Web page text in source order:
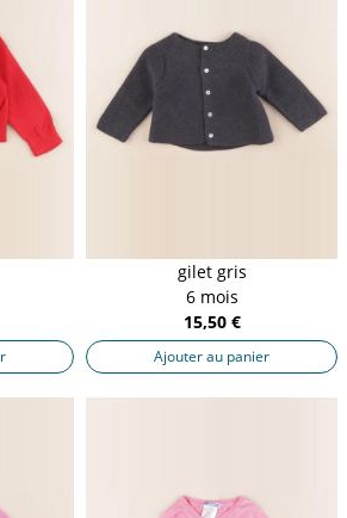
gilet gris
6 mois
15,50 €
Ajouter au panier